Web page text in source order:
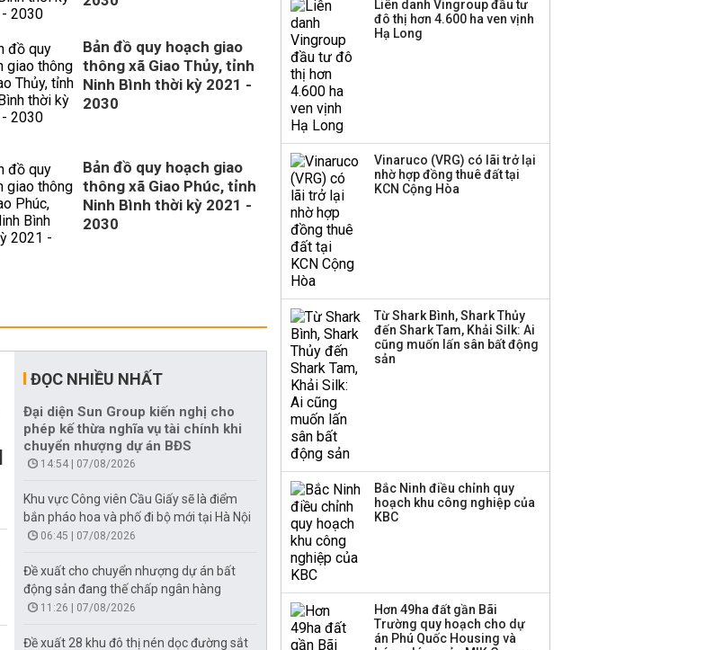
Bản đồ quy hoạch giao
thông xã Giao Thủy, tỉnh
Ninh Bình thời kỳ 2021 -
2030
Bản đồ quy hoạch giao
thông xã Giao Phúc, tỉnh
Ninh Bình thời kỳ 2021 -
2030
ĐỌC NHIỀU NHẤT
Đại diện Sun Group kiến nghị cho
phép kế thừa nghĩa vụ tài chính khi
chuyển nhượng dự án BĐS
14:54 | 07/08/2026
Khu vực Công viên Cầu Giấy sẽ là điểm
bắn pháo hoa và phố đi bộ mới tại Hà Nội
06:45 | 07/08/2026
Đề xuất cho chuyển nhượng dự án bất
động sản đang thế chấp ngân hàng
11:26 | 07/08/2026
Đề xuất 28 khu đô thị nén dọc đường sắt
Chuyên gia Phạm Xuân
Đề xuất miễn 30% thuế
thu nhập cho hộ kinh
doanh, doanh nghiệp
tăng vốn lên gần
77.800 tỷ
Liên danh Vingroup đầu tư
đô thị hơn 4.600 ha ven vịnh
Hạ Long
Vinaruco (VRG) có lãi trở lại
nhờ hợp đồng thuê đất tại
KCN Cộng Hòa
Từ Shark Bình, Shark Thủy
đến Shark Tam, Khải Silk: Ai
cũng muốn lấn sân bất động
sản
Bắc Ninh điều chỉnh quy
hoạch khu công nghiệp của
KBC
Hơn 49ha đất gần Bãi
Trường quy hoạch cho dự
án Phú Quốc Housing và